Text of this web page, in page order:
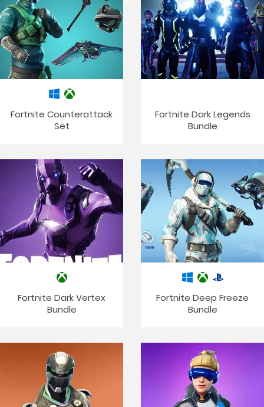
Fortnite Counterattack
Set
Fortnite Dark Legends
Bundle
Fortnite Dark Vertex
Bundle
Fortnite Deep Freeze
Bundle